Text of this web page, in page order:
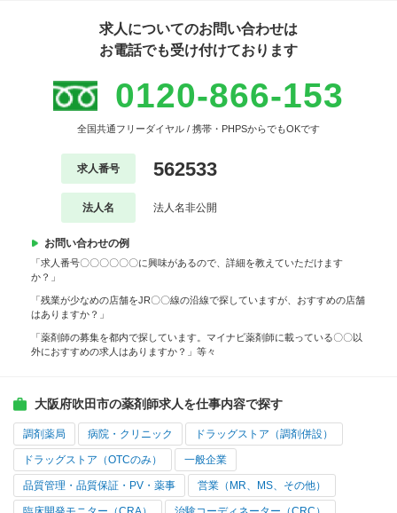
求人についてのお問い合わせは
お電話でも受け付けております
0120-866-153
全国共通フリーダイヤル / 携帯・PHPSからでもOKです
求人番号 562533
法人名 法人名非公開
お問い合わせの例
「求人番号〇〇〇〇〇〇に興味があるので、詳細を教えていただけます
か？」
「残業が少なめの店舗をJR〇〇線の沿線で探していますが、おすすめの店舗
はありますか？」
「薬剤師の募集を都内で探しています。マイナビ薬剤師に載っている〇〇以
外におすすめの求人はありますか？」等々
大阪府吹田市の薬剤師求人を仕事内容で探す
調剤薬局 病院・クリニック ドラッグストア（調剤併設）
ドラッグストア（OTCのみ） 一般企業
品質管理・品質保証・PV・薬事 営業（MR、MS、その他）